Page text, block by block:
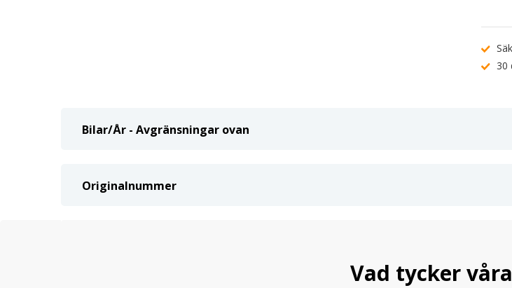
30
Bilar/År - Avgränsningar ovan
Originalnummer
Vad tycker